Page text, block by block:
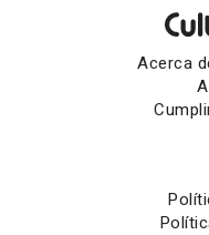
Acerca